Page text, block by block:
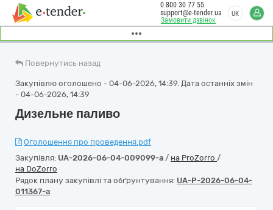
Замовити дзвінок
0 800 30 77 55
support@e-tender.ua
UK
Повернутись назад
Закупівлю оголошено - 04-06-2026, 14:39. Дата останніх змін
- 04-06-2026, 14:39
Дизельне паливо
Оголошення про проведення.pdf
Закупівля: UA-2026-06-04-009099-a / на ProZorro /
на DoZorro
Рядок плану закупівлі та обґрунтування: UA-P-2026-06-04-
011367-a